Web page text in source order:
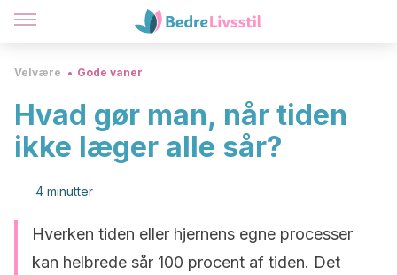
Velvære Gode vaner
Hvad gør man, når tiden
ikke læger alle sår?
4 minutter
Hverken tiden eller hjernens egne processer
kan helbrede sår 100 procent af tiden. Det